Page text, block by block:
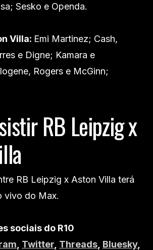
Sesko e Openda.
Villa: Emi Martinez; Cash,
e Digne; Kamara e
Rogers e McGinn;
RB Leipzig x
RB Leipzig x Aston Villa terá
vivo do Max.
sociais do R10
Twitter Threads Bluesky,